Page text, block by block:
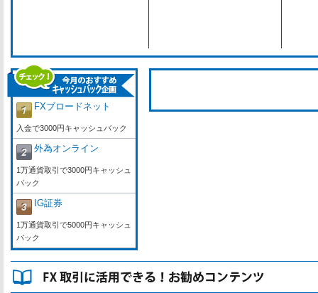
FXブロードネット
入金で3000円キャッシュバック
外為オンライン
1万通貨取引で3000円キャッシュ
バック
IG証券
1万通貨取引で5000円キャッシュ
バック